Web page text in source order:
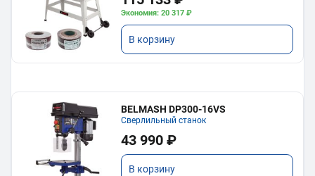
Экономия: 20 317 ₽
В корзину
BELMASH DP300-16VS
Сверлильный станок
43 990 ₽
В корзину